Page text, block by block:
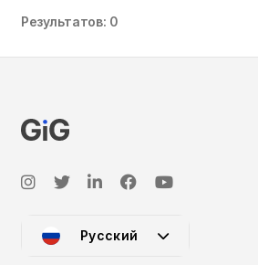
Результатов: 0
Русский